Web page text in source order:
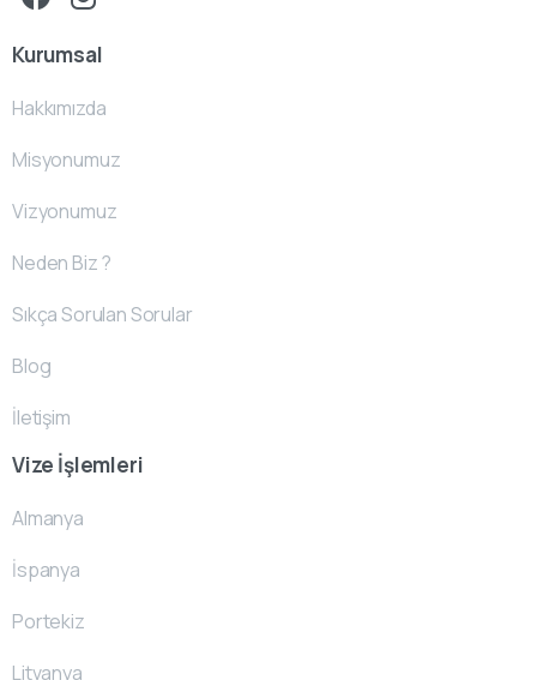
Kurumsal
Hakkımızda
Misyonumuz
Vizyonumuz
Neden Biz ?
Sıkça Sorulan Sorular
Blog
İletişim
Vize İşlemleri
Almanya
İspanya
Portekiz
Litvanya